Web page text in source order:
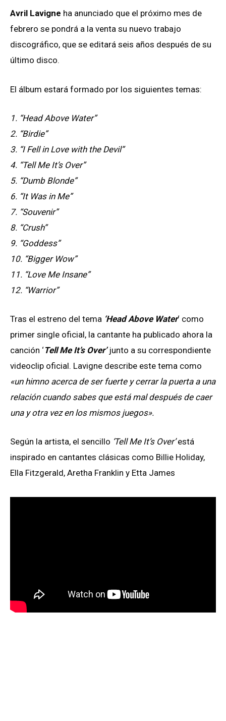
Avril Lavigne ha anunciado que el próximo mes de
febrero se pondrá a la venta su nuevo trabajo
discográfico, que se editará seis años después de su
último disco.
El álbum estará formado por los siguientes temas:
1. “Head Above Water”
2. “Birdie”
3. “I Fell in Love with the Devil”
4. “Tell Me It’s Over”
5. “Dumb Blonde”
6. “It Was in Me”
7. “Souvenir”
8. “Crush”
9. “Goddess”
10. “Bigger Wow”
11. “Love Me Insane”
12. “Warrior”
Tras el estreno del tema ‘Head Above Water‘ como
primer single oficial, la cantante ha publicado ahora la
canción ‘Tell Me It’s Over’ junto a su correspondiente
videoclip oficial. Lavigne describe este tema como
«un himno acerca de ser fuerte y cerrar la puerta a una
relación cuando sabes que está mal después de caer
una y otra vez en los mismos juegos».
Según la artista, el sencillo ‘Tell Me It’s Over’está
inspirado en cantantes clásicas como Billie Holiday,
Ella Fitzgerald, Aretha Franklin y Etta James